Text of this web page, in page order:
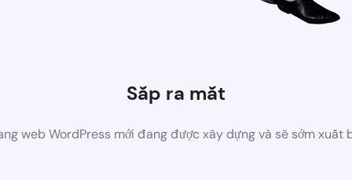
Sắp ra mắt
web WordPress mới đang được xây dựng và sẽ sớm xuất